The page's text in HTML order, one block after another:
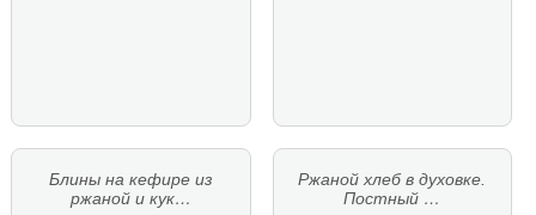
Блины на кефире из
ржаной и кук…
Ржаной хлеб в духовке.
Постный …